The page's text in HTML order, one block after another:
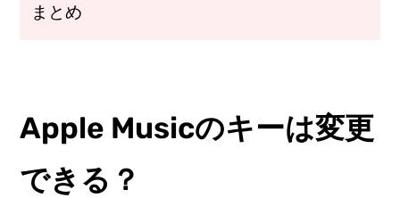
まとめ
Apple Musicのキーは変更
できる？